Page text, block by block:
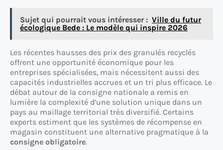
Sujet qui pourrait vous intéresser : Ville du futur
écologique Bede : Le modèle qui inspire 2026
Les récentes hausses des prix des granulés recyclés
offrent une opportunité économique pour les
entreprises spécialisées, mais nécessitent aussi des
capacités industrielles accrues et un tri plus efficace. Le
débat autour de la consigne nationale a remis en
lumière la complexité d’une solution unique dans un
pays au maillage territorial très diversifié. Certains
experts estiment que les systèmes de récompense en
magasin constituent une alternative pragmatique à la
consigne obligatoire.